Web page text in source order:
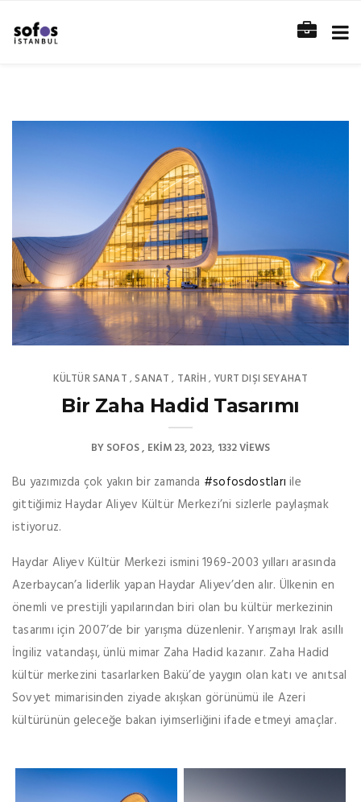
KÜLTÜR SANAT ,SANAT , TARİH , YURT DIŞI SEYAHAT
Bir Zaha Hadid Tasarımı
BYSOFOS EKIM 23, 2023 1332 VIEWS
Bu yazımızda çok yakın bir zamanda #sofosdostları ile
gittiğimiz Haydar Aliyev Kültür Merkezi’ni sizlerle paylaşmak
istiyoruz.
Haydar Aliyev Kültür Merkezi ismini 1969-2003 yılları arasında
Azerbaycan’a liderlik yapan Haydar Aliyev’den alır. Ülkenin en
önemli ve prestijli yapılarından biri olan bu kültür merkezinin
tasarımı için 2007’de bir yarışma düzenlenir. Yarışmayı Irak asıllı
İngiliz vatandaşı, ünlü mimar Zaha Hadid kazanır. Zaha Hadid
kültür merkezini tasarlarken Bakü’de yaygın olan katı ve anıtsal
Sovyet mimarisinden ziyade akışkan görünümü ile Azeri
kültürünün geleceğe bakan iyimserliğini ifade etmeyi amaçlar.